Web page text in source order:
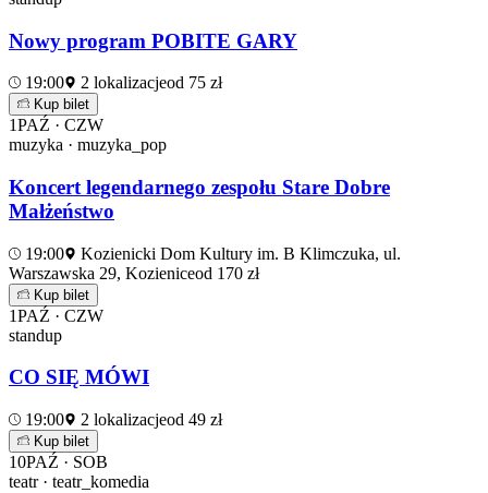
Nowy program POBITE GARY
19:00 2 lokalizacjeod 75 zł
Kup bilet
1PAŹ · CZW
muzyka · muzyka_pop
Koncert legendarnego zespołu Stare Dobre
Małżeństwo
19:00
Kozienicki Dom Kultury im. B Klimczuka, ul.
Warszawska 29, Kozieniceod 170 zł
Kup bilet
1PAŹ · CZW
standup
CO SIĘ MÓWI
19:00 2 lokalizacjeod 49 zł
Kup bilet
10PAŹ · SOB
teatr · teatr_komedia